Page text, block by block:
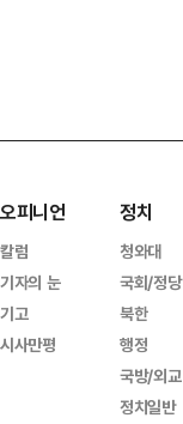
오피니언
칼럼
기자의 눈
기고
시사만평
정치
청와대
국회/정당
북한
행정
국방/외교
정치일반